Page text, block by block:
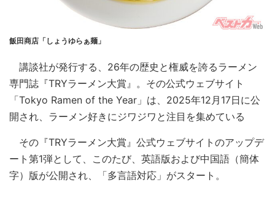
飯田商店「しょうゆらぁ麺」
講談社が発行する、26年の歴史と権威を誇るラーメン
専門誌『TRYラーメン大賞』。その公式ウェブサイト
「Tokyo Ramen of the Year」は、2025年12月17日に公
開され、ラーメン好きにジワジワと注目を集めている
その『TRYラーメン大賞』公式ウェブサイトのアップデ
ート第1弾として、このたび、英語版および中国語（簡体
字）版が公開され、「多言語対応」がスタート。